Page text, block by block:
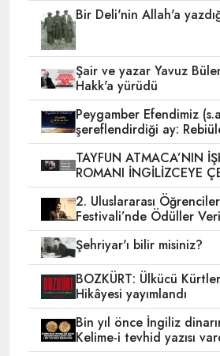
Bir Deli'nin Allah'a
Şair ve yazar Yavuz
Hakk'a yürüdü
Peygamber Efendimiz
şereflendirdiği ay:
TAYFUN ATMACA’NIN
ROMANI İNGİLİZCEYE
2. Uluslararası Öğrenciler
Festivali’nde Ödüller
Şehriyar'ı bilir misiniz?
BOZKÜRT: Ülkücü
Hikâyesi yayımlandı
Bin yıl önce İngiliz
Kelime-i tevhid yazısı